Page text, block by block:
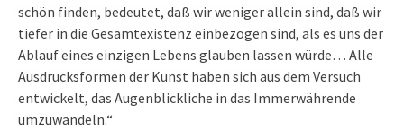
schön finden, bedeutet, daß wir weniger allein sind, daß wir
tiefer in die Gesamtexistenz einbezogen sind, als es uns der
Ablauf eines einzigen Lebens glauben lassen würde… Alle
Ausdrucksformen der Kunst haben sich aus dem Versuch
entwickelt, das Augenblickliche in das Immerwährende
umzuwandeln.“